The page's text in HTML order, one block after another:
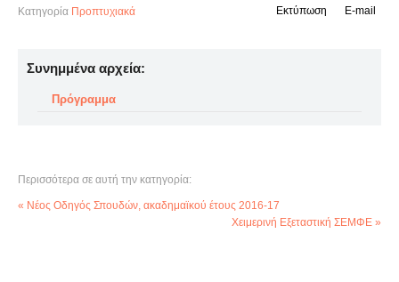
Κατηγορία Προπτυχιακά E-mail
Εκτύπωση
Συνημμένα αρχεία:
Πρόγραμμα
Περισσότερα σε αυτή την κατηγορία:
« Νέος Οδηγός Σπουδών, ακαδημαϊκού έτους 2016-17
Χειμερινή Εξεταστική ΣΕΜΦΕ »